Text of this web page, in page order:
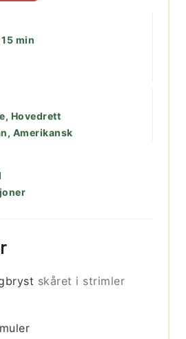
15minutter
min
Hovedrett
Amerikansk
skåret i strimler